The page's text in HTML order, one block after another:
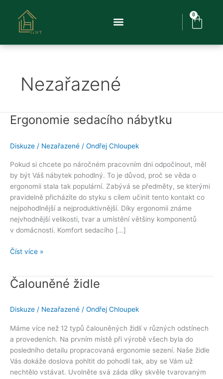
0
Cart
Nezařazené
Ergonomie sedacího nábytku
Diskuze / Nezařazené / Ondřej Chloupek
Pokud si chcete po náročném pracovním dni odpočinout, měl
by být Váš nábytek pohodlný. To je důvod, proč se věda o
ergonomii stala tak populární. Zabývá se předměty, se kterými
pravidelně přicházíte do styku s cílem učinit tento kontakt co
nejpohodlnější a nejproduktivnější. Díky ergonomii známe
nejvhodnější velikosti, tvar a umístění většiny komponentů
v domácnosti. Komfort sedacího […]
Ergonomie
sedacího
Číst více »
Čalouněné židle
Diskuze / Nezařazené / Ondřej Chloupek
Máme více než 12 typů čalouněných židlí v různých odstínech
a provedeních. Na prvním místě při výrobě všech byla do
posledního detailu propracovaná ergonomie sezení. Naše židle
Vás dokáže doslova pohltit do pohodlí tak, aby se Vám už
nechtělo vstávat. Uvolněte svá záda díky skvěle tvarovaným
Čalouněné